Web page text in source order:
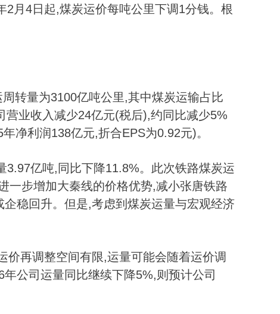
月4日起,煤炭运价每吨公里下调1分钱。根
转量为3100亿吨公里,其中煤炭运输占比
业收入减少24亿元(税后),约同比减少5%
净利润138亿元,折合EPS为0.92元)。
亿吨,同比下降11.8%。此次铁路煤炭运
一步增加大秦线的价格优势,减小张唐铁路
稳回升。但是,考虑到煤炭运量与宏观经济
价再调整空间有限,运量可能会随着运价调
公司运量同比继续下降5%,则预计公司